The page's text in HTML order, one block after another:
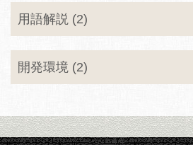
用語解説 (2)
開発環境 (2)